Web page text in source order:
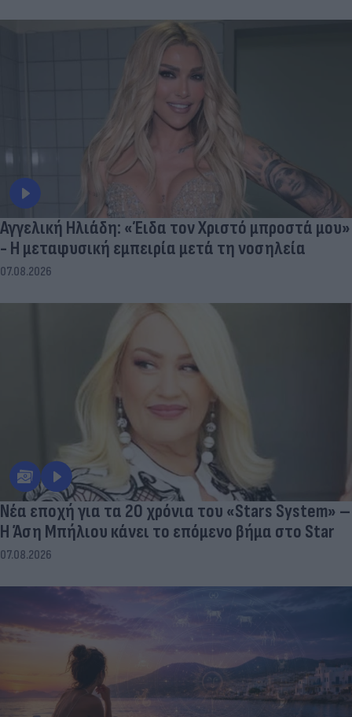
Αγγελική Ηλιάδη: «Έιδα τον Χριστό μπροστά μου»
- Η μεταφυσική εμπειρία μετά τη νοσηλεία
07.08.2026
Νέα εποχή για τα 20 χρόνια του «Stars System» –
Η Άση Μπήλιου κάνει το επόμενο βήμα στο Star
07.08.2026